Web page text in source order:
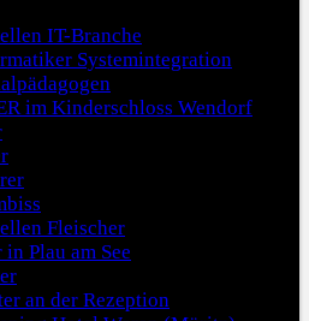
IT-Branche
Systemintegration
im Kinderschloss Wendorf
Fleischer
Plau am See
an der Rezeption